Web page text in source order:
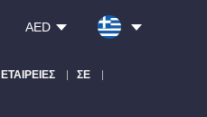
AED
ΕΤΑΙΡΕΊΕΣ ΣΕ